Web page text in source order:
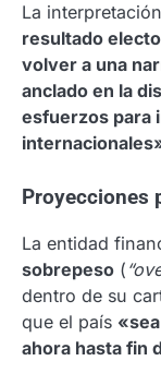
La
resultado
volver a una
anclado en la
esfuerzos para
Proyecciones
La entidad
sobrepeso (
dentro de su
que el país
ahora hasta fin